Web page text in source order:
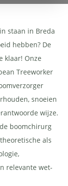
staan in Breda
hebben? De
klaar! Onze
Treeworker
snoeien
wijze.
boomchirurg
als
relevante wet-